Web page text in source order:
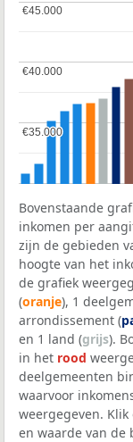
€35.000
€35.000
€40.000
€40.000
€45.000
€45.000
Bovenstaande
inkomen per
zijn de gebieden
hoogte van het
de grafiek
(oranje), 1
arrondissement (
en 1 land (grijs).
in het rood
deelgemeenten
waarvoor
weergegeven.
en waarde van de